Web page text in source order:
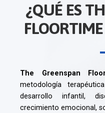
¿QUÉ ES
The Greenspan
metodología
desarrollo infantil,
crecimiento emocional,